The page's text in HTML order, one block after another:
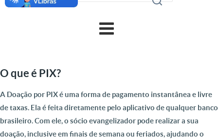
O que é PIX?
A Doação por PIX é uma forma de pagamento instantânea e livre
de taxas. Ela é feita diretamente pelo aplicativo de qualquer banco
brasileiro. Com ele, o sócio evangelizador pode realizar a sua
doação, inclusive em finais de semana ou feriados, ajudando o